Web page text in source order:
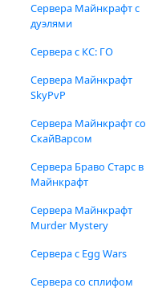
Сервера Майнкрафт с
дуэлями
Сервера с КС: ГО
Сервера Майнкрафт
SkyPvP
Сервера Майнкрафт со
СкайВарсом
Сервера Браво Старс в
Майнкрафт
Сервера Майнкрафт
Murder Mystery
Сервера с Egg Wars
Сервера со сплифом